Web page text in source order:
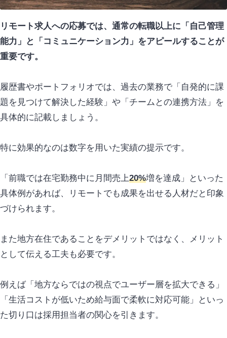
リモート求人への応募では、通常の転職以上に「自己管理
能力」と「コミュニケーション力」をアピールすることが
重要です。
履歴書やポートフォリオでは、過去の業務で「自発的に課
題を見つけて解決した経験」や「チームとの連携方法」を
具体的に記載しましょう。
特に効果的なのは数字を用いた実績の提示です。
「前職では在宅勤務中に月間売上20%増を達成」といった
具体例があれば、リモートでも成果を出せる人材だと印象
づけられます。
また地方在住であることをデメリットではなく、
メリット
として伝える工夫も必要です。
例えば「地方ならではの視点でユーザー層を拡大できる」
「生活コストが低いため給与面で柔軟に対応可能」といっ
た切り口は採用担当者の関心を引きます。